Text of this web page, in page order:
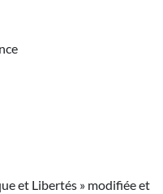
et Libertés » modifiée et